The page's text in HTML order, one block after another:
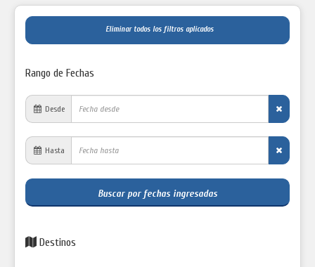
Eliminar todos los filtros aplicados
Rango de Fechas
Desde
Hasta
Buscar por fechas ingresadas
Destinos